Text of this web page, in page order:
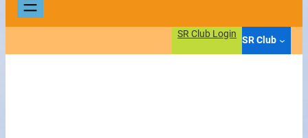
SR Club Login
SR Club